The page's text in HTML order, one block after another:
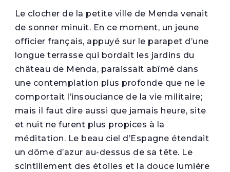
Le clocher de la petite ville de Menda venait
de sonner minuit. En ce moment, un jeune
officier français, appuyé sur le parapet d’une
longue terrasse qui bordait les jardins du
château de Menda, paraissait abîmé dans
une contemplation plus profonde que ne le
comportait l’insouciance de la vie militaire;
mais il faut dire aussi que jamais heure, site
et nuit ne furent plus propices à la
méditation. Le beau ciel d’Espagne étendait
un dôme d’azur au-dessus de sa tête. Le
scintillement des étoiles et la douce lumière